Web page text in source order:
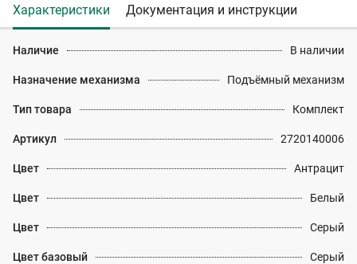
Характеристики Документация и инструкции
Наличие В наличии
Назначение механизма Подъёмный механизм
Тип товара Комплект
Артикул 2720140006
Цвет Антрацит
Цвет Белый
Цвет Серый
Цвет базовый Серый